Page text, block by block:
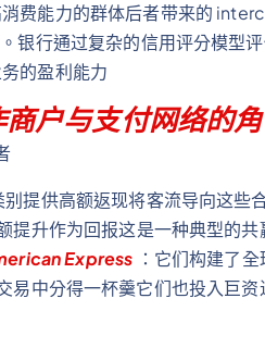
费能力的群体后者带来的
银行通过复杂的信用评分模型
的盈利能力
商户与支付网络的
提供高额返现将客流导向这
提升作为回报这是一种典型的
Express ：它们构建了
中分得一杯羹它们也投入巨